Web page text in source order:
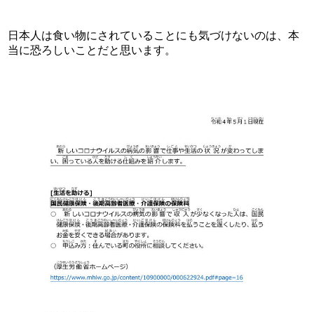
日本人は食い物にされていることにも気づけないのは、本
当に恐ろしいことだと思います。